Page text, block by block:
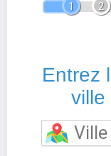
1 2
Entrez
ville